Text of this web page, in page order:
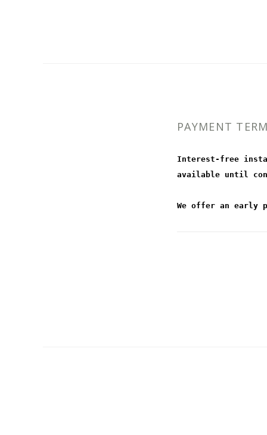
PAYMENT
Interest-free
available until
We offer an early